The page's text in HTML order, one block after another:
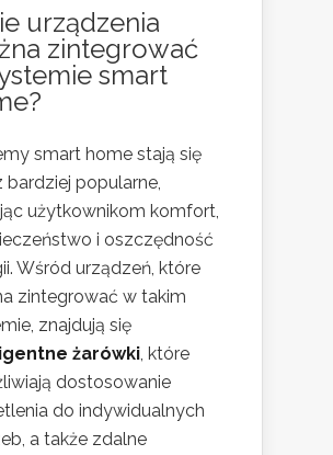
urządzenia
zintegrować
smart
smart home stają się
bardziej popularne,
użytkownikom komfort,
i oszczędność
Wśród urządzeń, które
zintegrować w takim
znajdują się
żarówki, które
dostosowanie
do indywidualnych
a także zdalne